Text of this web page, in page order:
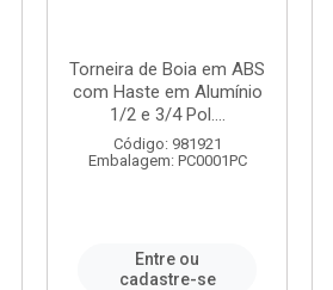
Torneira de Boia em ABS
com Haste em Alumínio
1/2 e 3/4 Pol....
Código: 981921
Embalagem: PC0001PC
Entre ou
cadastre-se